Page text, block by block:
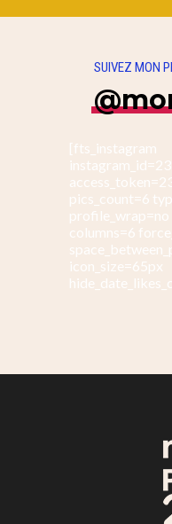
SUIVEZ MON
[fts_instagram
pics_count=6
profile_wrap=no
columns=6
icon_size=65px